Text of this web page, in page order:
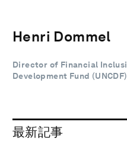
Henri Dommel
Director of Financial
Development Fund (UNCDF)
最新記事